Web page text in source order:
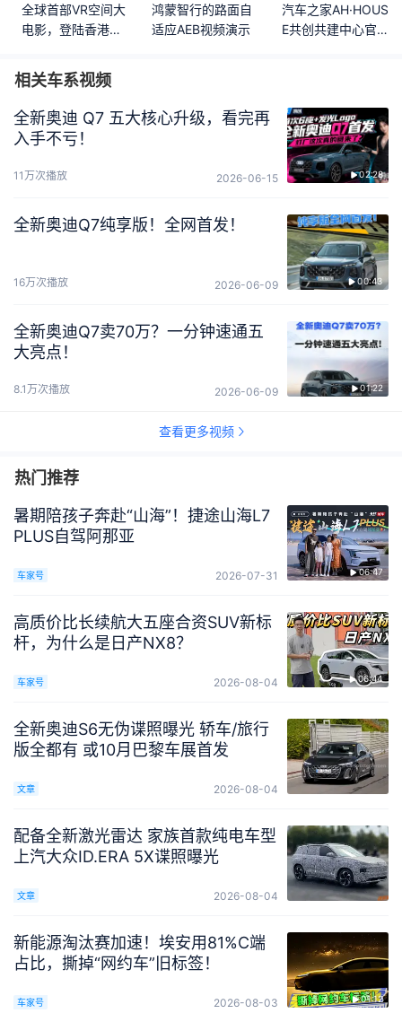
全球首部VR空间大
电影，登陆香港车
鸿蒙智行的路面自
适应AEB视频演示
汽车之家AH·HOUS
E共创共建中心官宣
相关车系视频
02:28
全新奥迪 Q7 五大核心升级，看完再
入手不亏！
2026-06-15
11万次播放
00:43
全新奥迪Q7纯享版！全网首发！
2026-06-09
16万次播放
01:22
全新奥迪Q7卖70万？一分钟速通五
大亮点！
2026-06-09
8.1万次播放
查看更多视频
热门推荐
06:47
暑期陪孩子奔赴“山海”！捷途山海L7
PLUS自驾阿那亚
2026-07-31
车家号
06:44
高质价比长续航大五座合资SUV新标
杆，为什么是日产NX8？
2026-08-04
车家号
全新奥迪S6无伪谍照曝光 轿车/旅行
版全都有 或10月巴黎车展首发
2026-08-04
文章
配备全新激光雷达 家族首款纯电车型
上汽大众ID.ERA 5X谍照曝光
2026-08-04
文章
01:12
新能源淘汰赛加速！埃安用81%C端
占比，撕掉“网约车”旧标签！
2026-08-03
车家号